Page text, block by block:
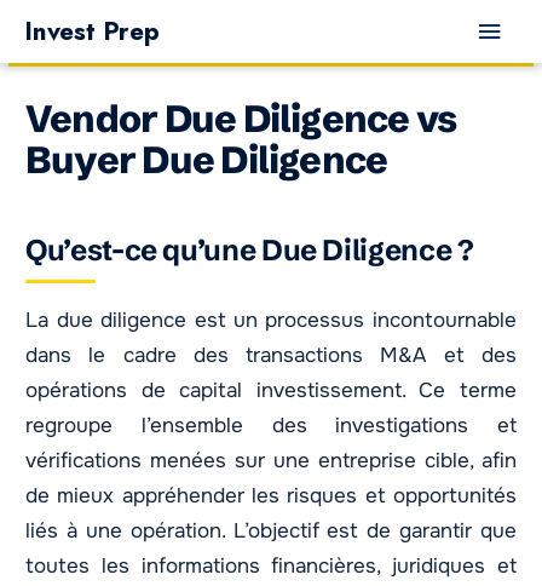
contenu
Invest Prep
Vendor Due Diligence vs
Buyer Due Diligence
Qu’est-ce qu’une Due Diligence ?
La due diligence est un processus incontournable
dans le cadre des transactions M&A et des
opérations de capital investissement. Ce terme
regroupe l’ensemble des investigations et
vérifications menées sur une entreprise cible, afin
de mieux appréhender les risques et opportunités
liés à une opération. L’objectif est de garantir que
toutes les informations financières, juridiques et